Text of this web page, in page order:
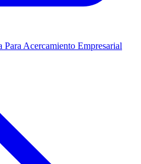
Para Acercamiento Empresarial